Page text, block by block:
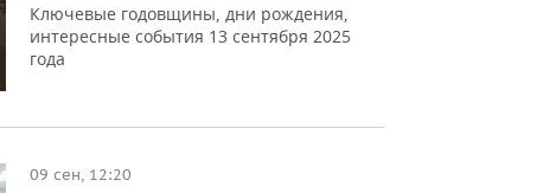
Ключевые годовщины, дни рождения,
интересные события 13 сентября 2025
года
09 сен, 12:20